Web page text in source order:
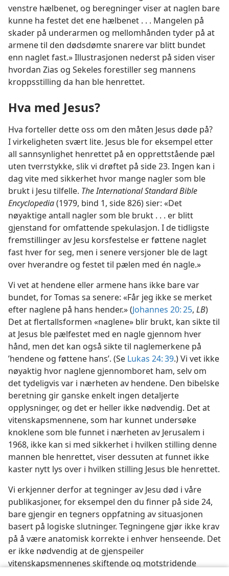
venstre hælbenet, og beregninger viser at naglen bare
kunne ha festet det ene hælbenet . . . Mangelen på
skader på underarmen og mellomhånden tyder på at
armene til den dødsdømte snarere var blitt bundet
enn naglet fast.» Illustrasjonen nederst på siden viser
hvordan Zias og Sekeles forestiller seg mannens
kroppsstilling da han ble henrettet.
Hva med Jesus?
Hva forteller dette oss om den måten Jesus døde på?
I virkeligheten svært lite. Jesus ble for eksempel etter
all sannsynlighet henrettet på en opprettstående pæl
uten tverrstykke, slik vi drøftet på side 23. Ingen kan i
dag vite med sikkerhet hvor mange nagler som ble
brukt i Jesu tilfelle. The International Standard Bible
Encyclopedia(1979, bind 1, side 826) sier: «Det
nøyaktige antall nagler som ble brukt . . . er blitt
gjenstand for omfattende spekulasjon. I de tidligste
fremstillinger av Jesu korsfestelse er føttene naglet
fast hver for seg, men i senere versjoner ble de lagt
over hverandre og festet til pælen med én nagle.»
Vi vet at hendene eller armene hans ikke bare var
bundet, for Tomas sa senere: «Får jeg ikke se merket
efter naglene på hans hender.» (Johannes 20: 25, LB)
Det at flertallsformen «naglene» blir brukt, kan sikte til
at Jesus ble pælfestet med en nagle gjennom hver
hånd, men det kan også sikte til naglemerkene på
’hendene og føttene hans’. (Se Lukas 24: 39.) Vi vet ikke
nøyaktig hvor naglene gjennomboret ham, selv om
det tydeligvis var i nærheten av hendene. Den bibelske
beretning gir ganske enkelt ingen detaljerte
opplysninger, og det er heller ikke nødvendig. Det at
vitenskapsmennene, som har kunnet undersøke
knoklene som ble funnet i nærheten av Jerusalem i
1968, ikke kan si med sikkerhet i hvilken stilling denne
mannen ble henrettet, viser dessuten at funnet ikke
kaster nytt lys over i hvilken stilling Jesus ble henrettet.
Vi erkjenner derfor at tegninger av Jesu død i våre
publikasjoner, for eksempel den du finner på side 24,
bare gjengir en tegners oppfatning av situasjonen
basert på logiske slutninger. Tegningene gjør ikke krav
på å være anatomisk korrekte i enhver henseende. Det
er ikke nødvendig at de gjenspeiler
vitenskapsmennenes skiftende og motstridende